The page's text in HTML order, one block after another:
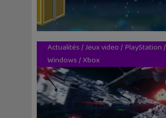
Actualités/Jeux video/ PlayStation/
Windows/Xbox